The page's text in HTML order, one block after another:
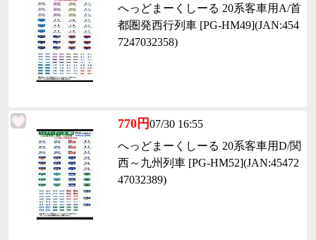
へっどまーくしーる 20系客車用A/首
都圏発西行列車 [PG-HM49](JAN:454
7247032358)
770円07/30 16:55
へっどまーくしーる 20系客車用D/関
西～九州列車 [PG-HM52](JAN:45472
47032389)